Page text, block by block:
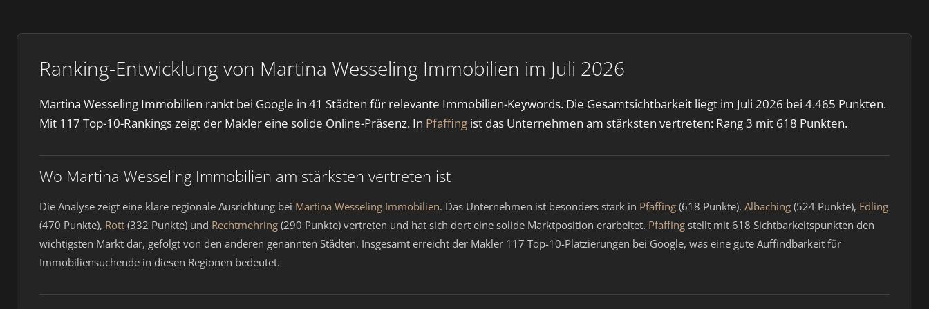
Ranking-Entwicklung von Martina Wesseling Immobilien im Juli 2026
Martina Wesseling Immobilien rankt bei Google in 41 Städten für relevante Immobilien-Keywords. Die Gesamtsichtbarkeit liegt im Juli 2026 bei 4.465 Punkten.
Mit 117 Top-10-Rankings zeigt der Makler eine solide Online-Präsenz. In Pfaffing ist das Unternehmen am stärksten vertreten: Rang 3 mit 618 Punkten.
Wo Martina Wesseling Immobilien am stärksten vertreten ist
Die Analyse zeigt eine klare regionale Ausrichtung bei Martina Wesseling Immobilien. Das Unternehmen ist besonders stark in Pfaffing (618 Punkte), Albaching (524 Punkte), Edling
(470 Punkte), Rott (332 Punkte) und Rechtmehring (290 Punkte) vertreten und hat sich dort eine solide Marktposition erarbeitet. Pfaffing stellt mit 618 Sichtbarkeitspunkten den
wichtigsten Markt dar, gefolgt von den anderen genannten Städten. Insgesamt erreicht der Makler 117 Top-10-Platzierungen bei Google, was eine gute Auffindbarkeit für
Immobiliensuchende in diesen Regionen bedeutet.